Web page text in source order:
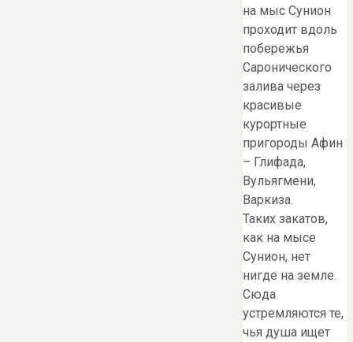
на мыс Сунион
проходит вдоль
побережья
Саронического
залива через
красивые
курортные
пригороды Афин
– Глифада,
Вульягмени,
Варкиза.
Таких закатов,
как на мысе
Сунион, нет
нигде на земле.
Сюда
устремляются те,
чья душа ищет